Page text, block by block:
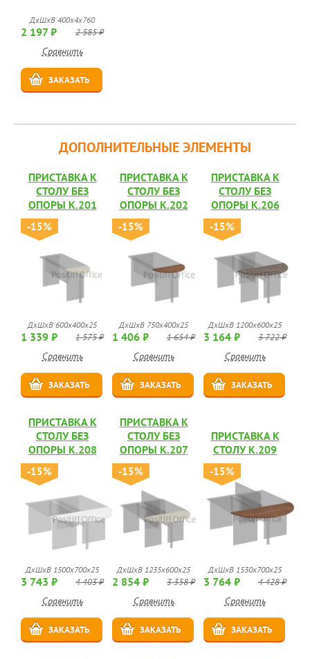
ДхШхВ 400x4x760
2 197 ₽ 2 585 ₽
Сравнить
ЗАКАЗАТЬ
ДОПОЛНИТЕЛЬНЫЕ ЭЛЕМЕНТЫ
ПРИСТАВКА К
СТОЛУ БЕЗ
ОПОРЫ К.201
-15%
ДхШхВ 600x400x25
1 339 ₽ 1 575 ₽
Сравнить
ЗАКАЗАТЬ
ПРИСТАВКА К
СТОЛУ БЕЗ
ОПОРЫ К.202
-15%
ДхШхВ 750x400x25
1 406 ₽ 1 654 ₽
Сравнить
ЗАКАЗАТЬ
ПРИСТАВКА К
СТОЛУ БЕЗ
ОПОРЫ К.206
-15%
ДхШхВ 1200x600x25
3 164 ₽ 3 722 ₽
Сравнить
ЗАКАЗАТЬ
ПРИСТАВКА К
СТОЛУ БЕЗ
ОПОРЫ К.208
-15%
ДхШхВ 1500x700x25
3 743 ₽ 4 403 ₽
Сравнить
ЗАКАЗАТЬ
ПРИСТАВКА К
СТОЛУ БЕЗ
ОПОРЫ К.207
-15%
ДхШхВ 1235x600x25
2 854 ₽ 3 358 ₽
Сравнить
ЗАКАЗАТЬ
ПРИСТАВКА К
СТОЛУ К.209
-15%
ДхШхВ 1530x700x25
3 764 ₽ 4 428 ₽
Сравнить
ЗАКАЗАТЬ